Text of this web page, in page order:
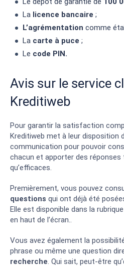
La licence bancaire ;
L’agrémentation comme
La carte à puce ;
Le code PIN.
Avis sur le service
Kreditiweb
Pour garantir la satisfaction
Kreditiweb met à leur disposition
communication pour pouvoir
chacun et apporter des
qu’efficaces.
Premièrement, vous pouvez
questions qui ont déjà été
Elle est disponible dans la rubrique
en haut de l’écran..
Vous avez également la
phrase ou même une question
recherche. Qui sait, peut-être